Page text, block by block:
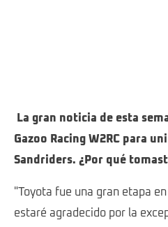
La gran noticia de esta
Gazoo Racing W2RC para
Sandriders. ¿Por qué
"Toyota fue una gran etapa
estaré agradecido por la